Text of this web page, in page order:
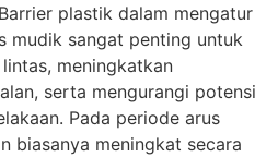
plastik dalam mengatur
mudik sangat penting untuk
meningkatkan
serta mengurangi potensi
Pada periode arus
biasanya meningkat secara